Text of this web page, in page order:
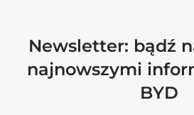
Newsletter: bądź
najnowszymi
BYD